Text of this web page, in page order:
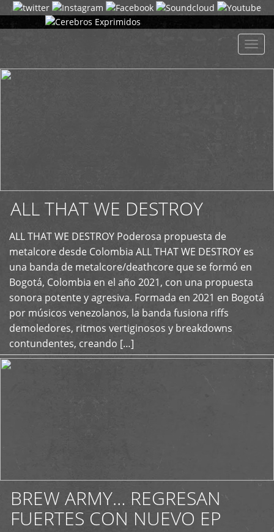
ALL THAT WE DESTROY
ALL THAT WE DESTROY Poderosa propuesta de
metalcore desde Colombia ALL THAT WE DESTROY es
una banda de metalcore/deathcore que se formó en
Bogotá, Colombia en el año 2021, con una propuesta
sonora potente y agresiva. Formada en 2021 en Bogotá
por músicos venezolanos, la banda fusiona riffs
demoledores, ritmos vertiginosos y breakdowns
contundentes, creando […]
+
BREW ARMY… REGRESAN
FUERTES CON NUEVO EP